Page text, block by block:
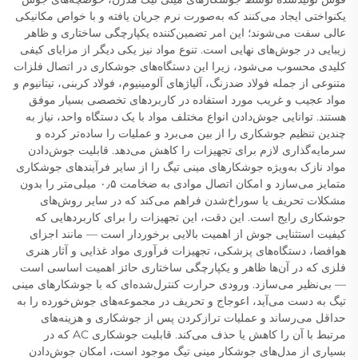
یکنواختی ایجاد می‌کنند که به‌صورت نرم جریان یافته و با خواص مکانیکی
عالی سفت می‌شوند؛ این امر تضمین‌کننده یکپارچگی ساختاری و ظاهر
زیبایی در جوش‌های نهایی است. تنوع مواد نیز یکی دیگر از مزایای کیفی
کلیدی محسوب می‌شود، زیرا این دستگاه‌های جوشکاری در اتصال فلزات
متنوعی از جمله فولاد ضدزنگ، آلیاژهای آلومینیوم، فولاد کربنی، تیتانیوم و
مواد عجیب و غریب مورد استفاده در کاربردهای تخصصی بسیار موفق
هستند. توانایی جوش‌دادن انواع مختلف مواد با یک دستگاه واحد، نیاز به
چندین تنظیم جوشکاری را از بین می‌برد و عملیات را ساده‌تر کرده و
سرمایه‌گذاری لازم برای تجهیزات را کاهش می‌دهد. قابلیت جوش‌دادن
مواد نازک به‌ویژه جوشکارهای مینی تیگ را از سایر فرآیندهای جوشکاری
متمایز می‌سازد و امکان اتصال موادی به ضخامت ۰٫۵ میلی‌متر را بدون
مشکلات تحریف یا سوراخ‌شدن فراهم می‌کند که در سایر روش‌های
جوشکاری رایج است. این دقت، این تجهیزات را برای کاربردهایی که
کیفیت استثنایی جوش از اهمیت بالایی برخوردار است — مانند اجزای
هوافضا، دستگاه‌های پزشکی، تجهیزات فرآوری مواد غذایی و آثار هنری
فلزی که در آن‌ها ظاهر و یکپارچگی ساختاری حائز اهمیت اساسی است
— بی‌نظیر می‌سازد. ورودی حرارت کنترل‌شده‌ای که با جوشکارهای مینی
تیگ به دست می‌آید، اعوجاج و تحریف در مجموعه‌های جوش‌خورده را به
حداقل می‌رساند و عملیات ترازکردن پس از جوشکاری و هزینه‌های
مرتبط با آن را کاهش یا حذف می‌کند. قابلیت جوشکاری AC که در
بسیاری از مدل‌های جوشکار مینی تیگ موجود است، امکان جوش‌دادن